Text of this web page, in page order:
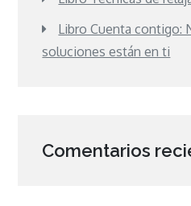
Libro Cuenta contigo:
soluciones están en ti
Comentarios